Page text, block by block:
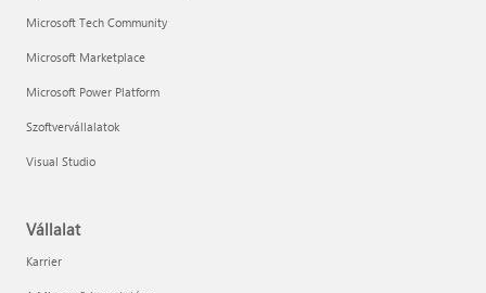
Microsoft Tech Community
Microsoft Marketplace
Microsoft Power Platform
Szoftvervállalatok
Visual Studio
Vállalat
Karrier